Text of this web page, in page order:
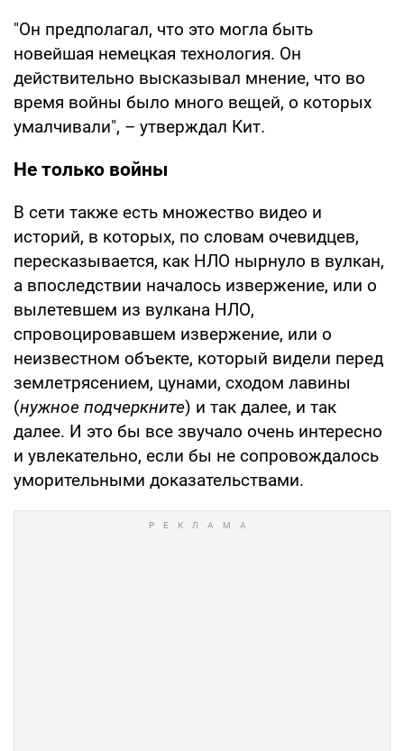
"Он предполагал, что это могла быть
новейшая немецкая технология. Он
действительно высказывал мнение, что во
время войны было много вещей, о которых
умалчивали", – утверждал Кит.
Не только войны
В сети также есть множество видео и
историй, в которых, по словам очевидцев,
пересказывается, как НЛО нырнуло в вулкан,
а впоследствии началось извержение, или о
вылетевшем из вулкана НЛО,
спровоцировавшем извержение, или о
неизвестном объекте, который видели перед
землетрясением, цунами, сходом лавины
(нужное подчеркните) и так далее, и так
далее. И это бы все звучало очень интересно
и увлекательно, если бы не сопровождалось
уморительными доказательствами.